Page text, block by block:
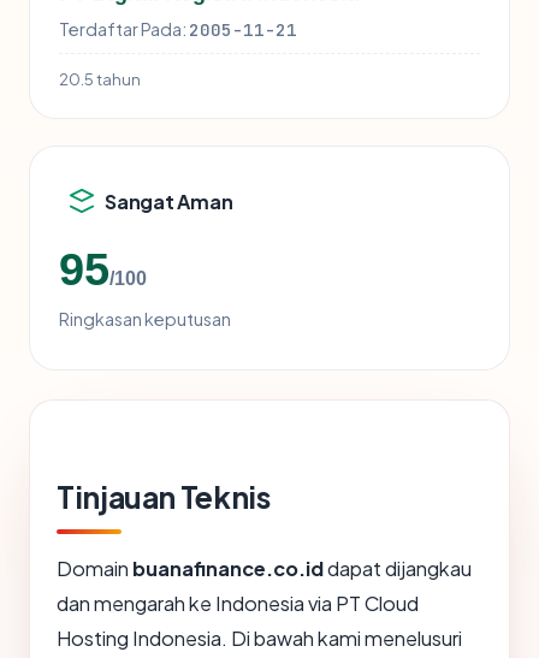
Terdaftar Pada: 2005-11-21
20.5 tahun
Sangat Aman
95/100
Ringkasan keputusan
Tinjauan Teknis
Domain buanafinance.co.iddapat dijangkau
dan mengarah ke Indonesia via PT Cloud
Hosting Indonesia. Di bawah kami menelusuri